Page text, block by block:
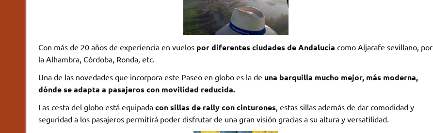
Con más de 20 años de experiencia en vuelos por diferentes ciudades de Andalucía como Aljarafe sevillano, por
la Alhambra, Córdoba, Ronda, etc.
Una de las novedades que incorpora este Paseo en globo es la de una barquilla mucho mejor, más moderna,
dónde se adapta a pasajeros con movilidad reducida.
Las cesta del globo está equipada con sillas de rally con cinturones , estas sillas además de dar comodidad y
seguridad a los pasajeros permitirá poder disfrutar de una gran visión gracias a su altura y versatilidad.